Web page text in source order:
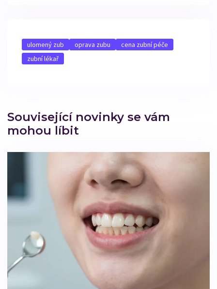
ulomený zub oprava zubu
cena zubní péče
zubní lékař
Související novinky se vám
mohou líbit